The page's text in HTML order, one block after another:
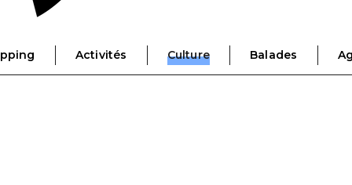
Activités Culture Balades